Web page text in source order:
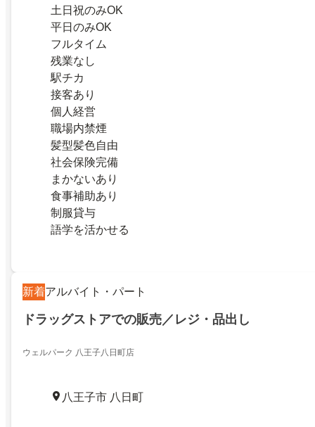
土日祝のみOK
平日のみOK
フルタイム
残業なし
駅チカ
接客あり
個人経営
職場内禁煙
髪型髪色自由
社会保険完備
まかないあり
食事補助あり
制服貸与
語学を活かせる
新着アルバイト・パート
ドラッグストアでの販売／レジ・品出し
ウェルパーク 八王子八日町店
八王子市 八日町